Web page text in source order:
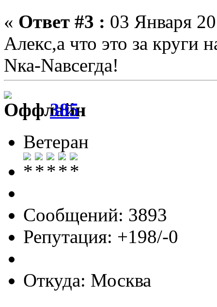
« Ответ #3 : 03 Января
Алекс,а что это за круги
Nка-Nавсегда!
385
Ветеран
Сообщений: 3893
Репутация: +198/-0
Откуда: Москва